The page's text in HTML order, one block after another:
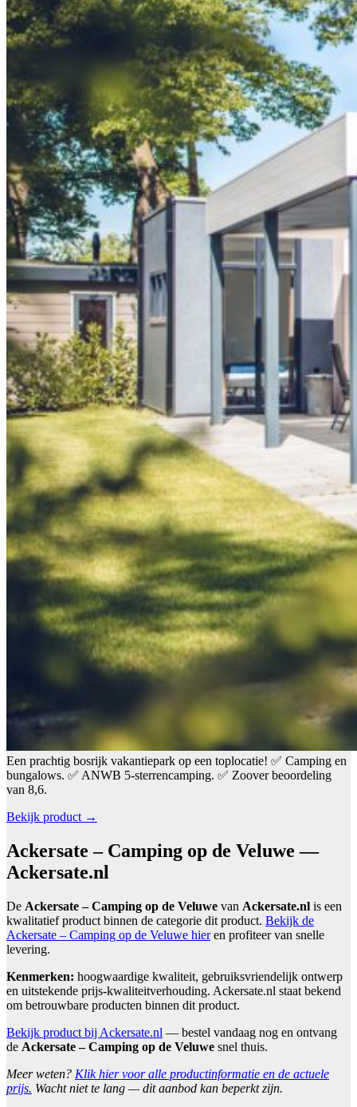
Een prachtig bosrijk vakantiepark op een toplocatie! ✅ Camping en
bungalows. ✅ ANWB 5-sterrencamping. ✅ Zoover beoordeling
van 8,6.
Bekijk product →
Ackersate – Camping op de Veluwe —
Ackersate.nl
De Ackersate – Camping op de Veluwe van Ackersate.nl is een
kwalitatief product binnen de categorie dit product. Bekijk de
Ackersate – Camping op de Veluwe hieren profiteer van snelle
levering.
Kenmerken: hoogwaardige kwaliteit, gebruiksvriendelijk ontwerp
en uitstekende prijs-kwaliteitverhouding. Ackersate.nl staat bekend
om betrouwbare producten binnen dit product.
Bekijk product bij Ackersate.nl — bestel vandaag nog en ontvang
de Ackersate – Camping op de Veluwe snel thuis.
Meer weten? Klik hier voor alle productinformatie en de actuele
prijs. Wacht niet te lang — dit aanbod kan beperkt zijn.